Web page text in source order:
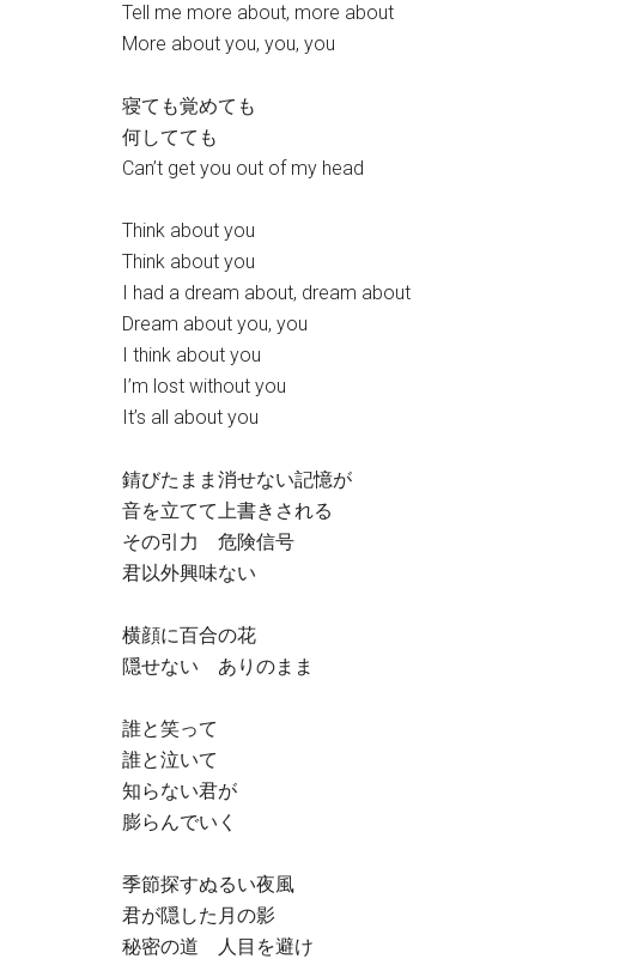
Tell me more about, more about
More about you, you, you
寝ても覚めても
何してても
Can’t get you out of my head
Think about you
Think about you
I had a dream about, dream about
Dream about you, you
I think about you
I’m lost without you
It’s all about you
錆びたまま消せない記憶が
音を立てて上書きされる
その引力 危険信号
君以外興味ない
横顔に百合の花
隠せない ありのまま
誰と笑って
誰と泣いて
知らない君が
膨らんでいく
季節探すぬるい夜風
君が隠した月の影
秘密の道 人目を避け